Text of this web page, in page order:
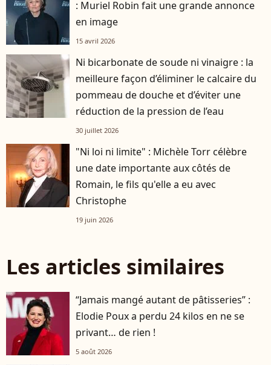
: Muriel Robin fait une grande annonce
en image
15 avril 2026
Ni bicarbonate de soude ni vinaigre : la
meilleure façon d’éliminer le calcaire du
pommeau de douche et d’éviter une
réduction de la pression de l’eau
30 juillet 2026
"Ni loi ni limite" : Michèle Torr célèbre
une date importante aux côtés de
Romain, le fils qu'elle a eu avec
Christophe
19 juin 2026
Les articles similaires
“Jamais mangé autant de pâtisseries” :
Elodie Poux a perdu 24 kilos en ne se
privant… de rien !
5 août 2026